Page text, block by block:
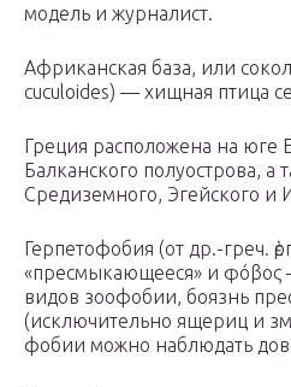
модель и журналист.
Африканская база, или
cuculoides) — хищная птица
Греция расположена на юге
Балканского полуострова, а
Средиземного, Эгейского и
Герпетофобия (от др.-греч.
«пресмыкающееся» и φόβος
видов зоофобии, боязнь
(исключительно ящериц и
фобии можно наблюдать